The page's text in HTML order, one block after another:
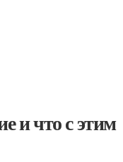
и что с этим